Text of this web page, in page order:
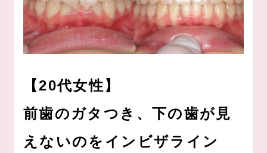
【20代女性】
前歯のガタつき、 下の歯が見
えないのをインビザライン